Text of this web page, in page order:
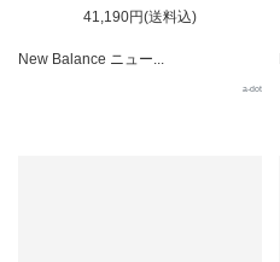
41,190円(送料込)
New Balance ニュー...
a-dot